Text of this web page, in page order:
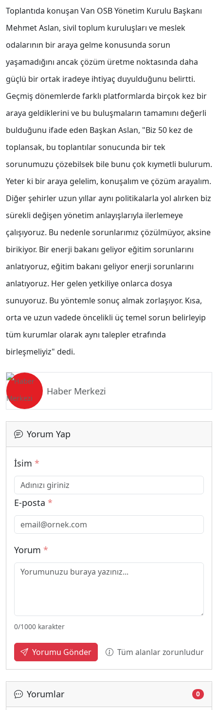
Toplantıda konuşan Van OSB Yönetim Kurulu Başkanı
Mehmet Aslan, sivil toplum kuruluşları ve meslek
odalarının bir araya gelme konusunda sorun
yaşamadığını ancak çözüm üretme noktasında daha
güçlü bir ortak iradeye ihtiyaç duyulduğunu belirtti.
Geçmiş dönemlerde farklı platformlarda birçok kez bir
araya geldiklerini ve bu buluşmaların tamamını değerli
bulduğunu ifade eden Başkan Aslan, "Biz 50 kez de
toplansak, bu toplantılar sonucunda bir tek
sorunumuzu çözebilsek bile bunu çok kıymetli bulurum.
Yeter ki bir araya gelelim, konuşalım ve çözüm arayalım.
Diğer şehirler uzun yıllar aynı politikalarla yol alırken biz
sürekli değişen yönetim anlayışlarıyla ilerlemeye
çalışıyoruz. Bu nedenle sorunlarımız çözülmüyor, aksine
birikiyor. Bir enerji bakanı geliyor eğitim sorunlarını
anlatıyoruz, eğitim bakanı geliyor enerji sorunlarını
anlatıyoruz. Her gelen yetkiliye onlarca dosya
sunuyoruz. Bu yöntemle sonuç almak zorlaşıyor. Kısa,
orta ve uzun vadede öncelikli üç temel sorun belirleyip
tüm kurumlar olarak aynı talepler etrafında
birleşmeliyiz" dedi.
Haber Merkezi
Yorum Yap
İsim *
E-posta *
Yorum *
0/1000 karakter
Yorumu Gönder Tüm alanlar zorunludur
Yorumlar 0